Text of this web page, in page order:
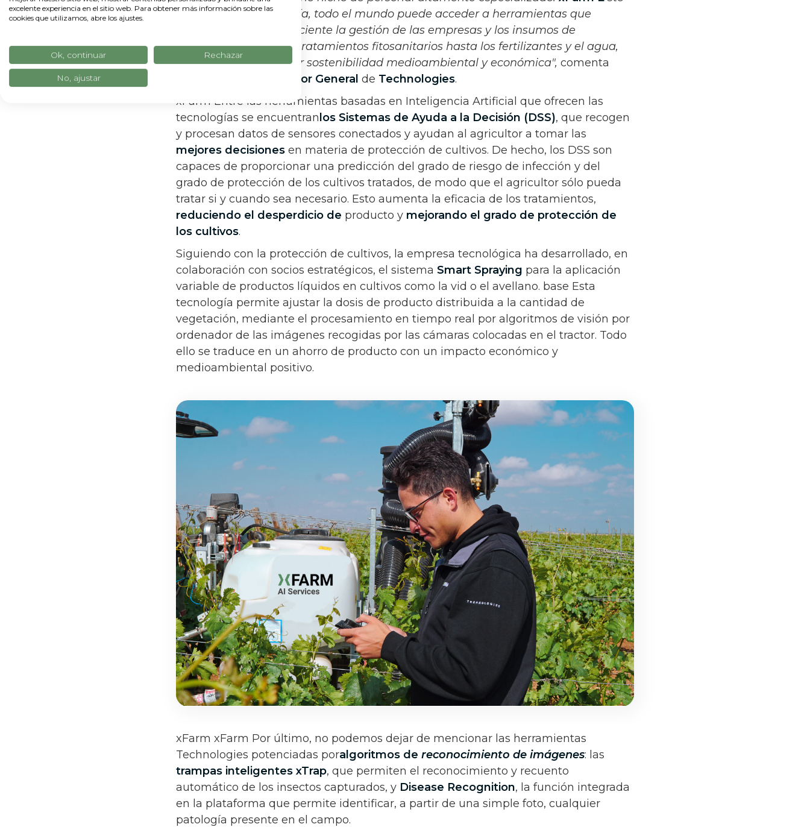
significa que, hoy en día, todo el mundo puede acceder a herramientas que
simplifican y hacen eficiente la gestión de las empresas y los insumos de
producción, desde los tratamientos fitosanitarios hasta los fertilizantes y el agua,
con vistas a una mayor sostenibilidad medioambiental y económica", comenta
Director General de Technologies.
xFarm Entre las herramientas basadas en Inteligencia Artificial que ofrecen las
tecnologías se encuentran los Sistemas de Ayuda a la Decisión (DSS), que recogen
y procesan datos de sensores conectados y ayudan al agricultor a tomar las
mejores decisiones en materia de protección de cultivos. De hecho, los DSS son
capaces de proporcionar una predicción del grado de riesgo de infección y del
grado de protección de los cultivos tratados, de modo que el agricultor sólo pueda
tratar si y cuando sea necesario. Esto aumenta la eficacia de los tratamientos,
reduciendo el desperdicio de producto y mejorando el grado de protección de
los cultivos.
Siguiendo con la protección de cultivos, la empresa tecnológica ha desarrollado, en
colaboración con socios estratégicos, el sistema Smart Spraying para la aplicación
variable de productos líquidos en cultivos como la vid o el avellano. base Esta
tecnología permite ajustar la dosis de producto distribuida a la cantidad de
vegetación, mediante el procesamiento en tiempo real por algoritmos de visión por
ordenador de las imágenes recogidas por las cámaras colocadas en el tractor. Todo
ello se traduce en un ahorro de producto con un impacto económico y
medioambiental positivo.
xFarm xFarm Por último, no podemos dejar de mencionar las herramientas
Technologies potenciadas poralgoritmos de reconocimiento de imágenes: las
trampas inteligentes xTrap, que permiten el reconocimiento y recuento
automático de los insectos capturados, y Disease Recognition, la función integrada
en la plataforma que permite identificar, a partir de una simple foto, cualquier
patología presente en el campo.
excelente experiencia en el sitio web. Para obtener más información sobre las
cookies que utilizamos, abre los ajustes.
Ok, continuar Rechazar
No, ajustar